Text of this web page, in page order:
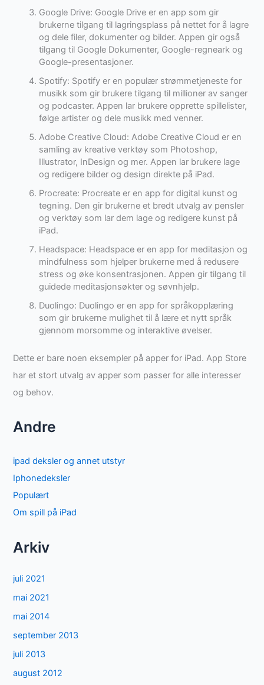
Google Drive: Google Drive er en app som gir
brukerne tilgang til lagringsplass på nettet for å lagre
og dele filer, dokumenter og bilder. Appen gir også
tilgang til Google Dokumenter, Google-regneark og
Google-presentasjoner.
Spotify: Spotify er en populær strømmetjeneste for
musikk som gir brukere tilgang til millioner av sanger
og podcaster. Appen lar brukere opprette spillelister,
følge artister og dele musikk med venner.
Adobe Creative Cloud: Adobe Creative Cloud er en
samling av kreative verktøy som Photoshop,
Illustrator, InDesign og mer. Appen lar brukere lage
og redigere bilder og design direkte på iPad.
Procreate: Procreate er en app for digital kunst og
tegning. Den gir brukerne et bredt utvalg av pensler
og verktøy som lar dem lage og redigere kunst på
iPad.
Headspace: Headspace er en app for meditasjon og
mindfulness som hjelper brukerne med å redusere
stress og øke konsentrasjonen. Appen gir tilgang til
guidede meditasjonsøkter og søvnhjelp.
Duolingo: Duolingo er en app for språkopplæring
som gir brukerne mulighet til å lære et nytt språk
gjennom morsomme og interaktive øvelser.
Dette er bare noen eksempler på apper for iPad. App Store
har et stort utvalg av apper som passer for alle interesser
og behov.
Andre
ipad deksler og annet utstyr
Iphonedeksler
Populært
Om spill på iPad
Arkiv
juli 2021
mai 2021
mai 2014
september 2013
juli 2013
august 2012